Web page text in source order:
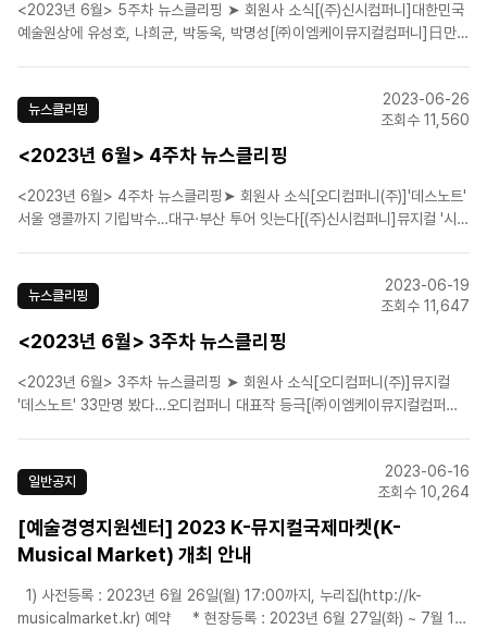
<2023년 6월> 5주차 뉴스클리핑 ➤ 회원사 소식[(주)신시컴퍼니]대한민국
예술원상에 유성호, 나희균, 박동욱, 박명성[㈜이엠케이뮤지컬컴퍼니]日만화
지컬 '더 픽션' 네 번..
뉴스클리핑
2023-06-26
조회수 11,560
<2023년 6월> 4주차 뉴스클리핑
<2023년 6월> 4주차 뉴스클리핑➤ 회원사 소식[오디컴퍼니(주)]'데스노트'
서울 앵콜까지 기립박수…대구·부산 투어 잇는다[(주)신시컴퍼니]뮤지컬 '시카
'여신님이 보고 계셔' 청주 상륙..
뉴스클리핑
2023-06-19
조회수 11,647
<2023년 6월> 3주차 뉴스클리핑
<2023년 6월> 3주차 뉴스클리핑 ➤ 회원사 소식[오디컴퍼니(주)]뮤지컬
'데스노트' 33만명 봤다…오디컴퍼니 대표작 등극[㈜이엠케이뮤지컬컴퍼니]
님이 보고 계셔' 새달 29·30일 청주..
일반공지
2023-06-16
조회수 10,264
[예술경영지원센터] 2023 K-뮤지컬국제마켓(K-
Musical Market) 개최 안내
1) 사전등록 : 2023년 6월 26일(월) 17:00까지, 누리집(http://k-
musicalmarket.kr) 예약 * 현장등록 : 2023년 6월 27일(화) ~ 7월 1일